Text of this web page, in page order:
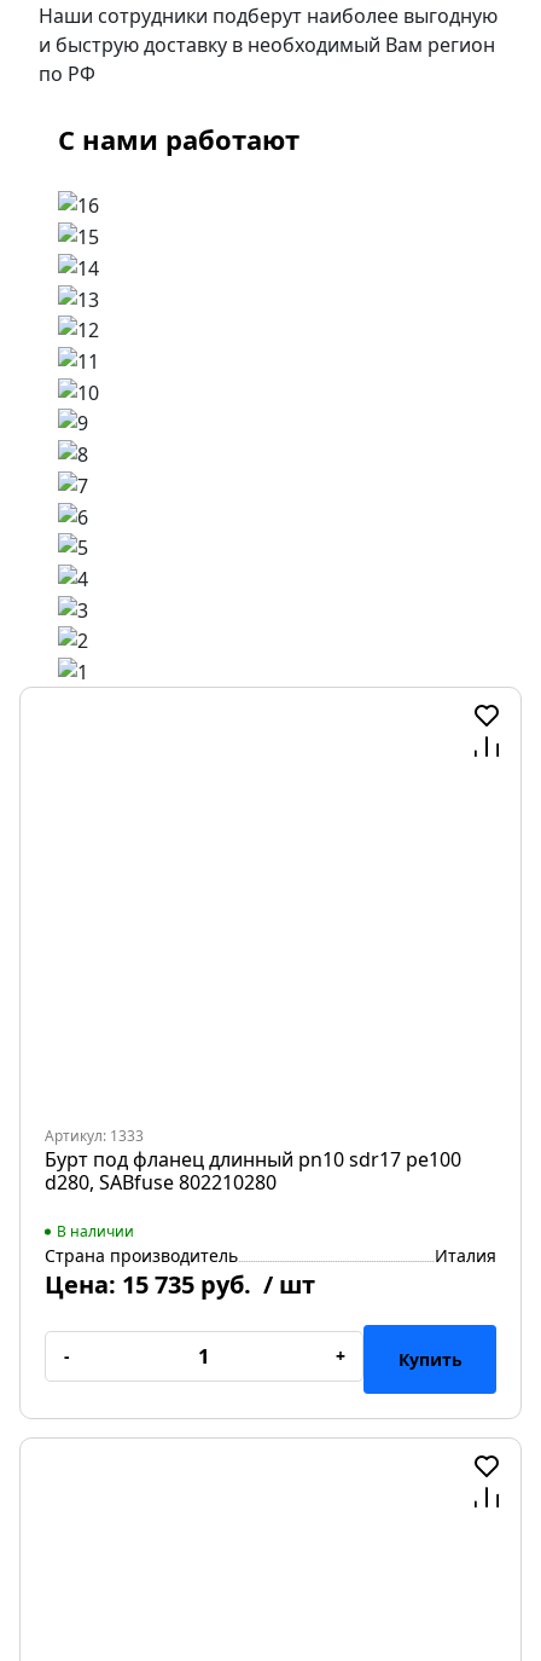
Наши сотрудники подберут наиболее выгодную
и быструю доставку в необходимый Вам регион
по РФ
С нами работают
Артикул: 1333
Бурт под фланец длинный pn10 sdr17 pe100
d280, SABfuse 802210280
В наличии
Страна производитель Италия
Цена: 15 735 руб. / шт
- + Купить